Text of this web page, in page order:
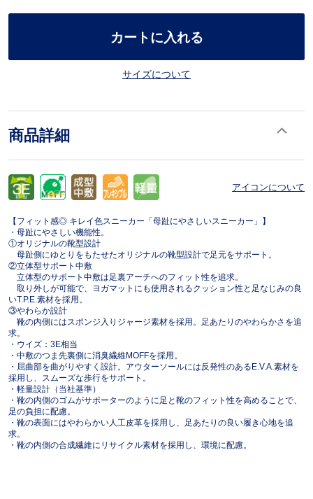
カートに入れる
サイズについて
商品詳細
アイコンについて
【フィット感◎ キレイ色スニーカー「母趾にやさしいスニーカー」】
・母趾にやさしい機能性。
①オリジナルの靴型設計
母趾側にゆとりをもたせたオリジナルの靴型設計で足元をサポート。
②立体型サポート中敷
立体型のサポート中敷は足裏アーチへのフィット性を追求。
取り外しが可能で、ヨガマットにも使用されるクッション性と足なじみの良
いT.P.E.素材を採用。
③やわらか設計
靴の内側にはスポンジ入りジャージ素材を採用。足あたりのやわらかさを追
求。
・ウイズ：3E相当
・中敷のつま先裏側に消臭繊維MOFFを採用。
・屈曲部を曲がりやすく設計。アウターソールには反発性のあるE.V.A.素材を
採用し、スムーズな歩行をサポート。
・軽量設計（当社基準）
・靴の内側のゴムがサポーターのように足と靴のフィット性を高めることで、
足の負担に配慮。
・靴の表面にはやわらかい人工皮革を採用し、足あたりの良い履き心地を追
求。
・靴の内側の合成繊維にリサイクル素材を採用し、環境に配慮。